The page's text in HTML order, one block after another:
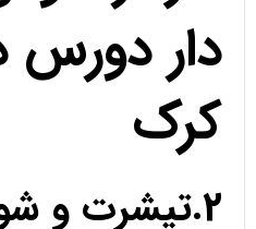
دار دورس
کرک
2.تیشرت و